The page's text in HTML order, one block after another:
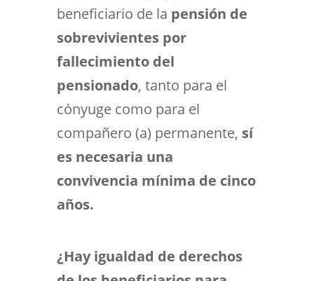
beneficiario de la pensión de
sobrevivientes por
fallecimiento del
pensionado, tanto para el
cónyuge como para el
compañero (a) permanente, sí
es necesaria una
convivencia mínima de cinco
años.
¿Hay igualdad de derechos